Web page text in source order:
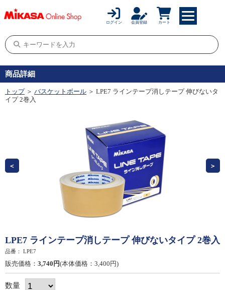
ログイン 会員登録 カート
商品詳細
トップ ＞ バスケットボール ＞ LPE7 ラインテープ消しテープ 伸びないタ
イプ 2巻入
LPE7 ラインテープ消しテープ 伸びないタイプ 2巻入
品番： LPE7
販売価格： 3,740円(本体価格：3,400円)
数量